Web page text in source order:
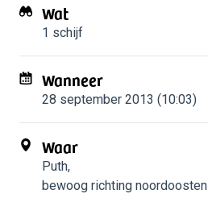
Wat
1 schijf
Wanneer
28 september 2013 (10:03)
Waar
Puth,
bewoog richting noordoosten